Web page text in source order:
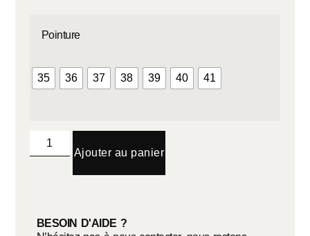
Pointure
35 36 37 38 39 40 41
Ajouter au panier
BESOIN D'AIDE ?